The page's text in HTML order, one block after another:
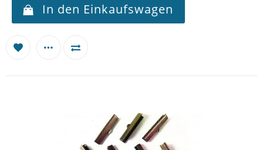
In den Einkaufswagen